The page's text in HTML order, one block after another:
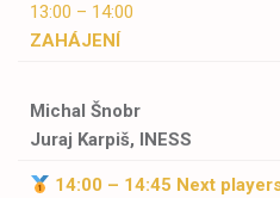
13:00 – 14:00
ZAHÁJENÍ
Michal Šnobr
Juraj Karpiš, INESS
14:00 – 14:45 Next